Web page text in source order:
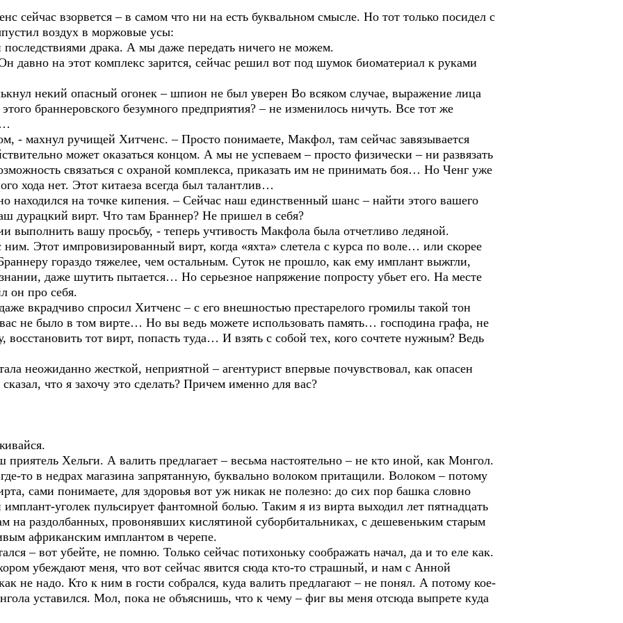
сейчас взорвется – в самом что ни на есть буквальном смысле. Но тот только посидел с
воздух в моржовые усы:
драка. А мы даже передать ничего не можем.
давно на этот комплекс зарится, сейчас решил вот под шумок биоматериал к руками
некий опасный огонек – шпион не был уверен Во всяком случае, выражение лица
браннеровского безумного предприятия? – не изменилось ничуть. Все тот же
- махнул ручищей Хитченс. – Просто понимаете, Макфол, там сейчас завязывается
может оказаться концом. А мы не успеваем – просто физически – ни развязать
связаться с охраной комплекса, приказать им не принимать боя… Но Ченг уже
хода нет. Этот китаеза всегда был талантлив…
находился на точке кипения. – Сейчас наш единственный шанс – найти этого вашего
дурацкий вирт. Что там Браннер? Не пришел в себя?
выполнить вашу просьбу, - теперь учтивость Макфола была отчетливо ледяной.
ним. Этот импровизированный вирт, когда «яхта» слетела с курса по воле… или скорее
гораздо тяжелее, чем остальным. Суток не прошло, как ему имплант выжгли,
даже шутить пытается… Но серьезное напряжение попросту убьет его. На месте
он про себя.
вкрадчиво спросил Хитченс – с его внешностью престарелого громилы такой тон
не было в том вирте… Но вы ведь можете использовать память… господина графа, не
восстановить тот вирт, попасть туда… И взять с собой тех, кого сочтете нужным? Ведь
неожиданно жесткой, неприятной – агентурист впервые почувствовал, как опасен
что я захочу это сделать? Причем именно для вас?
Хельги. А валить предлагает – весьма настоятельно – не кто иной, как Монгол.
то в недрах магазина запрятанную, буквально волоком притащили. Волоком – потому
сами понимаете, для здоровья вот уж никак не полезно: до сих пор башка словно
уголек пульсирует фантомной болью. Таким я из вирта выходил лет пятнадцать
на раздолбанных, провонявших кислятиной суборбитальниках, с дешевеньким старым
африканским имплантом в черепе.
– вот убейте, не помню. Только сейчас потихоньку соображать начал, да и то еле как.
убеждают меня, что вот сейчас явится сюда кто-то страшный, и нам с Анной
не надо. Кто к ним в гости собрался, куда валить предлагают – не понял. А потому кое-
уставился. Мол, пока не объяснишь, что к чему – фиг вы меня отсюда выпрете куда